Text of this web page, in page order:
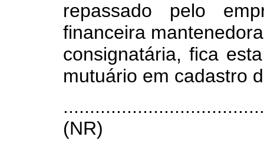
repassado pelo
financeira
consignatária, fica
mutuário em cadastro
(NR)